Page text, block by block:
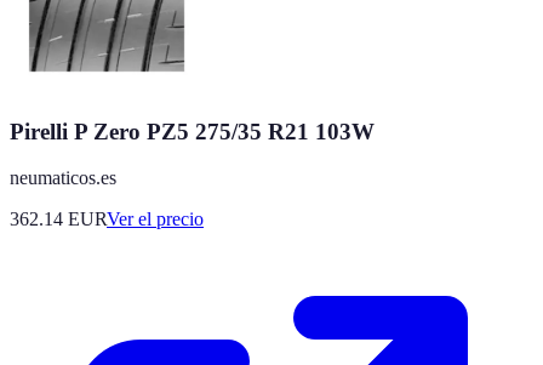
Pirelli P Zero PZ5 275/35 R21 103W
neumaticos.es
362.14 EURVer el precio